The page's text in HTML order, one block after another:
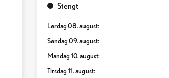
Stengt
Lørdag 08. august:
Søndag 09. august:
Mandag 10. august:
Tirsdag 11. august: